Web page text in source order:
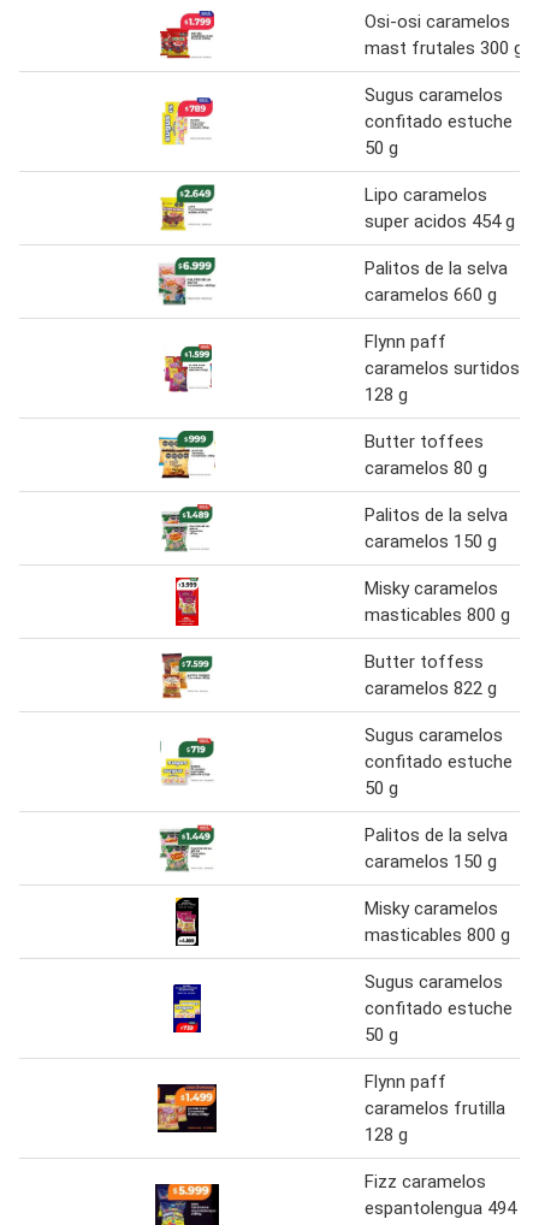
Osi-osi caramelos
mast frutales 300 g
Sugus caramelos
confitado estuche
50 g
Lipo caramelos
super acidos 454 g
Palitos de la selva
caramelos 660 g
Flynn paff
caramelos surtidos
128 g
Butter toffees
caramelos 80 g
Palitos de la selva
caramelos 150 g
Misky caramelos
masticables 800 g
Butter toffess
caramelos 822 g
Sugus caramelos
confitado estuche
50 g
Palitos de la selva
caramelos 150 g
Misky caramelos
masticables 800 g
Sugus caramelos
confitado estuche
50 g
Flynn paff
caramelos frutilla
128 g
Fizz caramelos
espantolengua 494